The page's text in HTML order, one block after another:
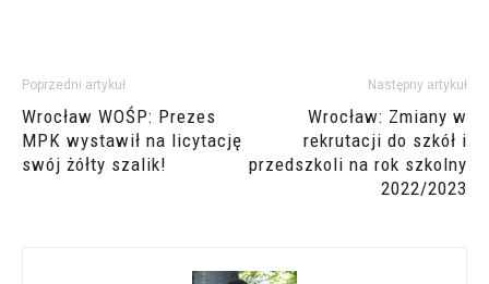
Poprzedni artykuł
Wrocław WOŚP: Prezes
MPK wystawił na licytację
swój żółty szalik!
Następny artykuł
Wrocław: Zmiany w
rekrutacji do szkół i
przedszkoli na rok szkolny
2022/2023